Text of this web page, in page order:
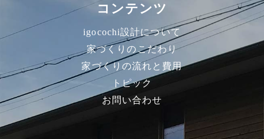
コンテンツ
igocochi設計について
家づくりのこだわり
家づくりの流れと費用
トピック
お問い合わせ